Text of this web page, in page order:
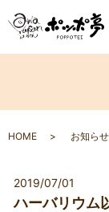
HOME お知らせ
2019/07/01
ハーバリウム